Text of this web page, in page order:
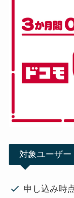
対象ユーザー
申し込み時